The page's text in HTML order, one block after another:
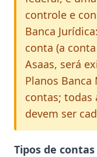
controle e
Banca
conta (a
Asaas, será
Planos
contas; todas
devem ser
Tipos de